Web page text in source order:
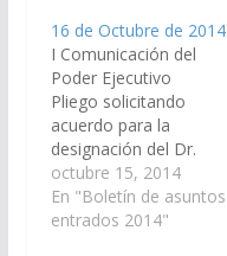
Obras Públicas del
Presupuesto General
de Gastos de la
Provincia, Ejercicio
2015. la construcción
de dos aulas, un
laboratorio, baños
para…
16 de Octubre de 2014
I Comunicación del
Poder Ejecutivo
Pliego solicitando
acuerdo para la
designación del Dr.
Sergio Fabián Vittar
DNI N° 17.308.788, en
el cargo de Juez de la
octubre 15, 2014
En "Boletín de asuntos
entrados 2014"